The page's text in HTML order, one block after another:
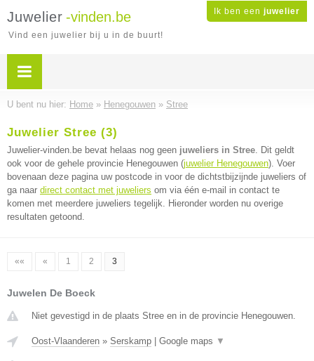
Ik ben een juwelier
Juwelier -vinden.be
Vind een juwelier bij u in de buurt!
U bent nu hier: Home » Henegouwen » Stree
Juwelier Stree (3)
Juwelier-vinden.be bevat helaas nog geen juweliers in Stree. Dit geldt
ook voor de gehele provincie Henegouwen (juwelier Henegouwen). Voer
bovenaan deze pagina uw postcode in voor de dichtstbijzijnde juweliers of
ga naar direct contact met juweliers om via één e-mail in contact te
komen met meerdere juweliers tegelijk. Hieronder worden nu overige
resultaten getoond.
«« « 1 2 3
Juwelen De Boeck
Niet gevestigd in de plaats Stree en in de provincie Henegouwen.
Oost-Vlaanderen » Serskamp Google maps ▼